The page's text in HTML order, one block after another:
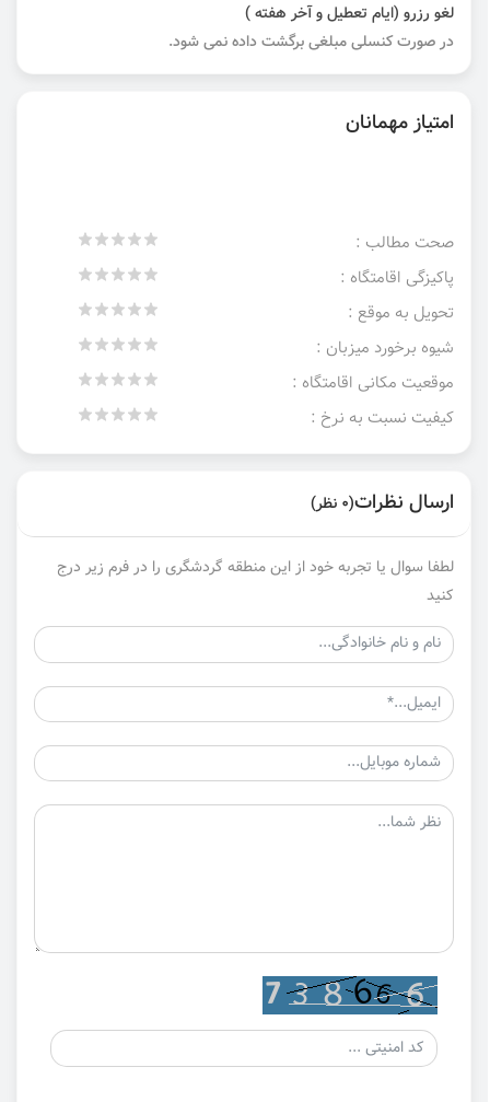
لغو رزرو (ایام تعطیل و آخر هفته )
در صورت کنسلی مبلغی برگشت داده نمی شود.
امتیاز مهمانان
صحت مطالب :
پاکیزگی اقامتگاه :
تحویل به موقع :
شیوه برخورد میزبان :
موقعیت مکانی اقامتگاه :
کیفیت نسبت به نرخ :
ارسال نظرات(0 نظر)
لطفا سوال یا تجربه خود از این منطقه گردشگری را در فرم زیر درج
کنید